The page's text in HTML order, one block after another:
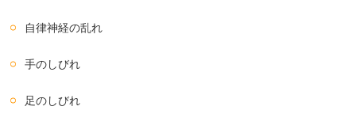
自律神経の乱れ
手のしびれ
足のしびれ